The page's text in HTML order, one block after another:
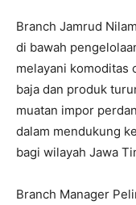
Branch Jamrud
di bawah
melayani komoditas
baja dan produk
muatan impor
dalam mendukung
bagi wilayah Jawa
Branch Manager